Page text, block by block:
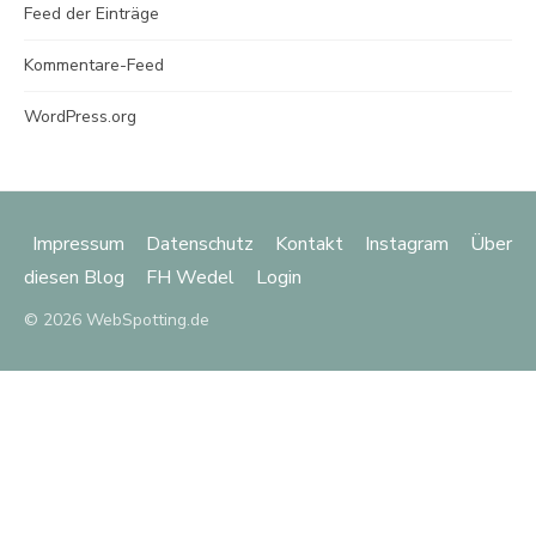
Feed der Einträge
Kommentare-Feed
WordPress.org
Impressum Datenschutz Kontakt Instagram
Über
diesen Blog
FH Wedel Login
© 2026 WebSpotting.de